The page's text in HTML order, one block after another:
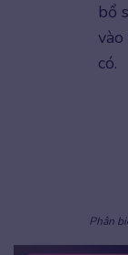
bổ
có.
Phân